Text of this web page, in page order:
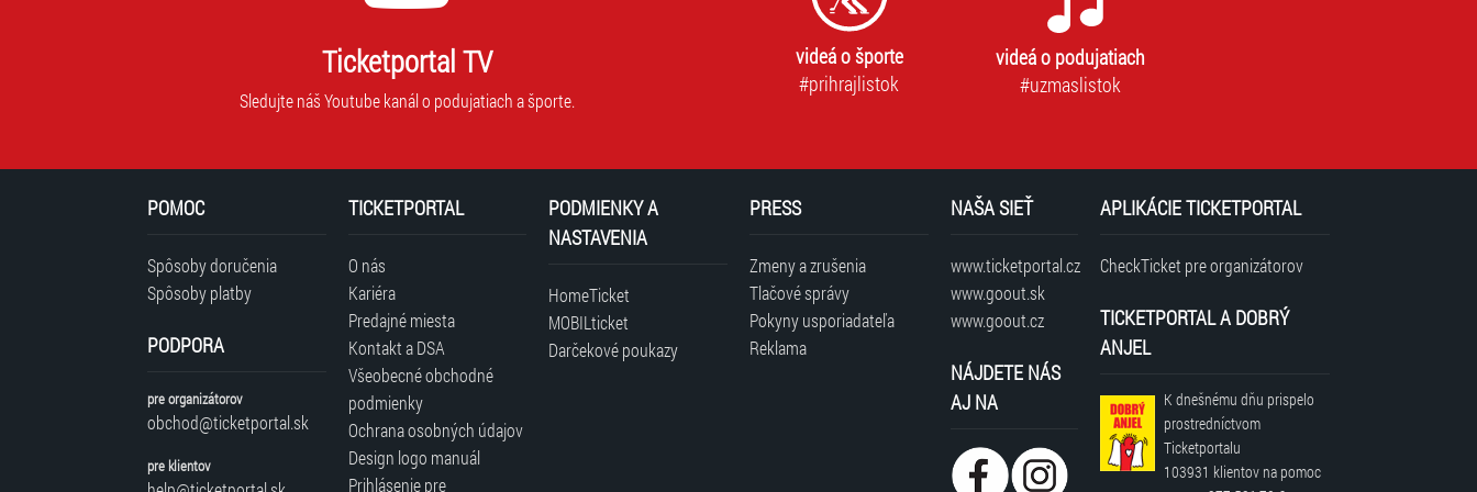
Ticketportal TV
Sledujte náš Youtube kanál o podujatiach a športe.
videá o športe
#prihrajlistok
videá o podujatiach
#uzmaslistok
POMOC
Spôsoby doručenia
Spôsoby platby
PODPORA
pre organizátorov
obchod@ticketportal.sk
pre klientov
TICKETPORTAL
O nás
Kariéra
Predajné miesta
Kontakt a DSA
Všeobecné obchodné
podmienky
Ochrana osobných údajov
Design logo manuál
Prihlásenie pre
PODMIENKY A
NASTAVENIA
HomeTicket
MOBILticket
Darčekové poukazy
PRESS
Zmeny a zrušenia
Tlačové správy
Pokyny usporiadateľa
Reklama
NAŠA SIEŤ
www.ticketportal.cz
www.goout.sk
www.goout.cz
NÁJDETE NÁS
AJ NA
APLIKÁCIE TICKETPORTAL
CheckTicket pre organizátorov
TICKETPORTAL A DOBRÝ
ANJEL
K dnešnému dňu prispelo
prostredníctvom
Ticketportalu
103931 klientov na pomoc